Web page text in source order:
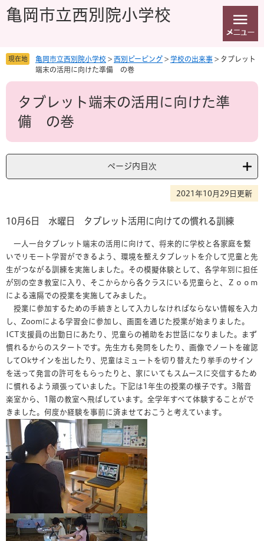
先
を
へ
亀岡市立西別院小学校
現在地 亀岡市立西別院小学校 > 西別ピーピング > 学校の出来事 > タブレット
端末の活用に向けた準備 の巻
本
タブレット端末の活用に向けた準
備 の巻
ページ内目次
2021年10月29日更新
10月6日 水曜日 タブレット活用に向けての慣れる訓練
一人一台タブレット端末の活用に向けて、将来的に学校と各家庭を繋
いでリモート学習ができるよう、環境を整えタブレットを介して児童と先
生がつながる訓練を実施しました。その模擬体験として、各学年別に担任
が別の空き教室に入り、そこからから各クラスにいる児童らと、Ｚｏｏｍ
による遠隔での授業を実施してみました。
授業に参加するための手続きとして入力しなければならない情報を入力
し、Zoomによる学習会に参加し、画面を通じた授業が始まりました。
ICT支援員の出勤日にあたり、児童らの補助をお世話になりました。まず
慣れるからのスタートです。先生方も発問をしたり、画像でノートを確認
してOkサインを出したり、児童はミュートを切り替えたり挙手のサイン
を送って発言の許可をもらったりと、家にいてもスムースに交信するため
に慣れるよう頑張っていました。下記は1年生の授業の様子です。3階音
楽室から、1階の教室へ飛ばしています。全学年すべて体験することがで
きました。何度か経験を事前に済ませておこうと考えています。